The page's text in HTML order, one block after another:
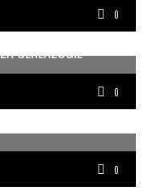
0
GÉNÉALOGIE
0
DE PRODUIRE DU
0